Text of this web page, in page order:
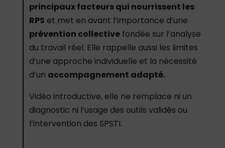
principaux facteurs qui nourrissent les
RPS et met en avant l’importance d’une
prévention collectivefondée sur l’analyse
du travail réel. Elle rappelle aussi les limites
d’une approche individuelle et la nécessité
d’un accompagnement adapté.
Vidéo introductive, elle ne remplace ni un
diagnostic ni l’usage des outils validés ou
l’intervention des SPSTI.